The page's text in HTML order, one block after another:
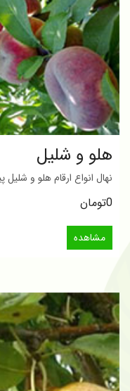
هلو و شلیل
نهال انواع ارقام هلو و
0تومان
مشاهده